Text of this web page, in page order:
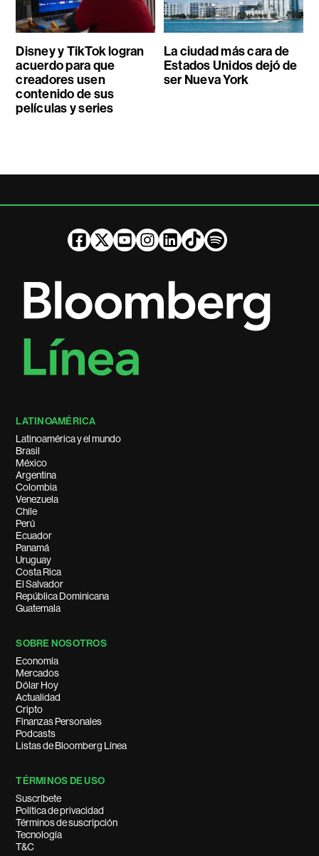
Disney y TikTok logran
acuerdo para que
creadores usen
contenido de sus
películas y series
La ciudad más cara de
Estados Unidos dejó de
ser Nueva York
LATINOAMÉRICA
Latinoamérica y el mundo
Brasil
México
Argentina
Colombia
Venezuela
Chile
Perú
Ecuador
Panamá
Uruguay
Costa Rica
El Salvador
República Dominicana
Guatemala
SOBRE NOSOTROS
Economía
Mercados
Dólar Hoy
Actualidad
Cripto
Finanzas Personales
Podcasts
Listas de Bloomberg Línea
TÉRMINOS DE USO
Suscríbete
Política de privacidad
Términos de suscripción
Tecnología
T&C